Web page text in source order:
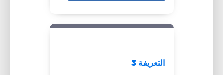
التعريفة 3